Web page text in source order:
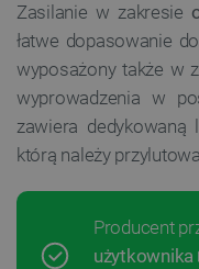
Zasilanie w zakresie
łatwe dopasowanie
wyposażony także w
wyprowadzenia w
zawiera dedykowaną
którą należy
Producent
użytkownika